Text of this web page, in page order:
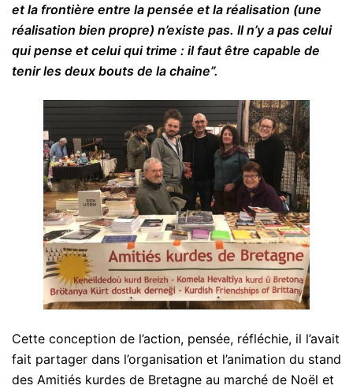
et la frontière entre la pensée et la réalisation (une
réalisation bien propre) n’existe pas. Il n’y a pas celui
qui pense et celui qui trime : il faut être capable de
tenir les deux bouts de la chaine”.
Cette conception de l’action, pensée, réfléchie, il l’avait
fait partager dans l’organisation et l’animation du stand
des Amitiés kurdes de Bretagne au marché de Noël et